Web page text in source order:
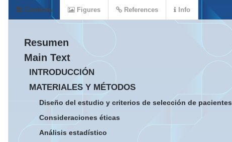
Resumen
Main Text
INTRODUCCIÓN
MATERIALES Y MÉTODOS
Diseño del estudio y criterios de selección de pacientes
Consideraciones éticas
Análisis estadístico
Contents Figures References Info